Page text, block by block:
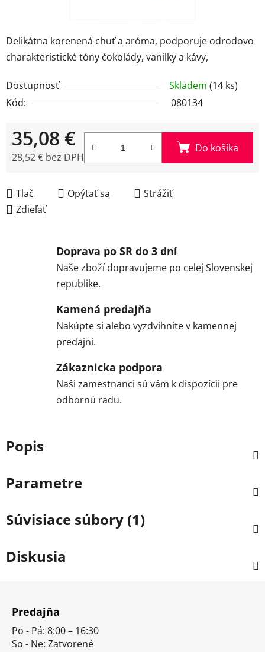
Delikátna korenená chuť a aróma, podporuje odrodovo
charakteristické tóny čokolády, vanilky a kávy,
Dostupnosť Skladem (14 ks)
Kód:
080134
35,08 €
28,52 € bez DPH
Do košíka
Tlač Opýtať sa
Strážiť
Zdieľať
Doprava po SR do 3 dní
Naše zboží dopravujeme po celej Slovenskej
republike.
Kamená predajňa
Nakúpte si alebo vyzdvihnite v kamennej
predajni.
Zákaznicka podpora
Naši zamestnanci sú vám k dispozícii pre
odbornú radu.
Popis
Parametre
Súvisiace súbory (1)
Diskusia
Predajňa
Po - Pá: 8:00 – 16:30
So - Ne: Zatvorené